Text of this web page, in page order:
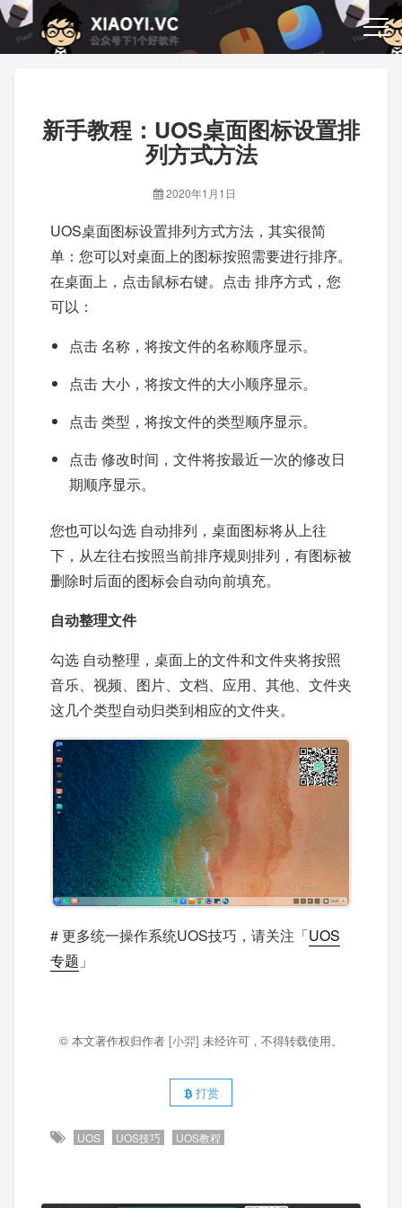
新手教程：UOS桌面图标设置排
列方式方法
2020年1月1日
UOS桌面图标设置排列方式方法，其实很简
单：您可以对桌面上的图标按照需要进行排序。
在桌面上，点击鼠标右键。点击 排序方式，您
可以：
点击 名称，将按文件的名称顺序显示。
点击 大小，将按文件的大小顺序显示。
点击 类型，将按文件的类型顺序显示。
点击 修改时间，文件将按最近一次的修改日
期顺序显示。
您也可以勾选 自动排列，桌面图标将从上往
下，从左往右按照当前排序规则排列，有图标被
删除时后面的图标会自动向前填充。
自动整理文件
勾选 自动整理，桌面上的文件和文件夹将按照
音乐、视频、图片、文档、应用、其他、文件夹
这几个类型自动归类到相应的文件夹。
# 更多统一操作系统UOS技巧，请关注「UOS
专题 」
© 本文著作权归作者 [小羿] 未经许可，不得转载使用。
打赏
UOS UOS技巧 UOS教程